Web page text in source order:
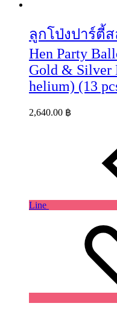
ลูกโป่งปาร์ตี้
Hen Party
Gold & Silver
helium) (13
2,640.00 ฿
Line